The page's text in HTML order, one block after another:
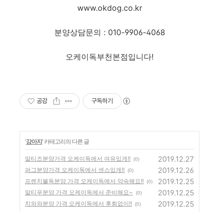
www.okdog.co.kr
분양상담문의 : 010-9906-4068
오케이독부천본점입니다!
공감 구독하기
'강아지' 카테고리의 다른 글
말티즈분양가격 오케이독에서 여유있게!! (0) 2019.12.27
퍼그분양가격 오케이독에서 센스있게!! (0) 2019.12.26
프렌치불독분양 가격 오케이독에서 약속해요!! (0) 2019.12.25
말티푸분양 가격 오케이독에서 준비해요~ (0) 2019.12.25
치와와분양 가격 오케이독에서 후회없이!! (0) 2019.12.25